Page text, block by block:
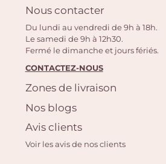
Nous contacter
Du lundi au vendredi de 9h à 18h.
Le samedi de 9h à 12h30.
Fermé le dimanche et jours fériés.
CONTACTEZ-NOUS
Zones de livraison
Nos blogs
Avis clients
Voir les avis de nos clients